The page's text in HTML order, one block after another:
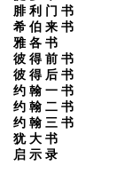
腓 利 门 书
希 伯 来 书
雅 各 书
彼 得 前 书
彼 得 后 书
约 翰 一 书
约 翰 二 书
约 翰 三 书
犹 大 书
启 示 录